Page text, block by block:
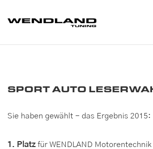
SPORT AUTO
Sie haben gewählt - das Ergebnis 2015:
1. Platz für WENDLAND